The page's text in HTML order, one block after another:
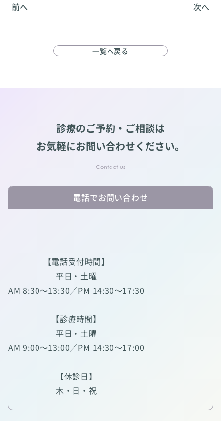
前へ 次へ
一覧へ戻る
診療のご予約・ご相談は
お気軽にお問い合わせください。
電話でお問い合わせ
【電話受付時間】
平日・土曜
AM 8:30～13:30／PM 14:30～17:30
【診療時間】
平日・土曜
AM 9:00～13:00／PM 14:30～17:00
【休診日】
木・日・祝